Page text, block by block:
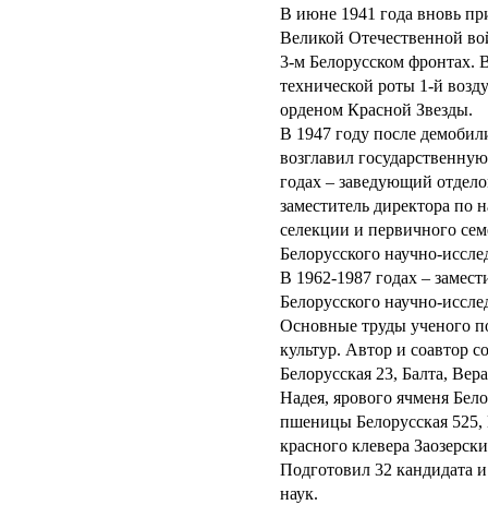
В июне 1941 года вновь
Великой Отечественной
3-м Белорусском фронтах.
технической роты 1-й
орденом Красной Звезды.
В 1947 году после
возглавил
годах – заведующий
заместитель директора по
селекции и первичного
Белорусского научно-
В 1962-1987 годах –
Белорусского научно-
Основные труды ученого
культур. Автор и соавтор
Белорусская 23, Балта,
Надея, ярового ячменя
пшеницы Белорусская
красного клевера
Подготовил 32 кандидата
наук.